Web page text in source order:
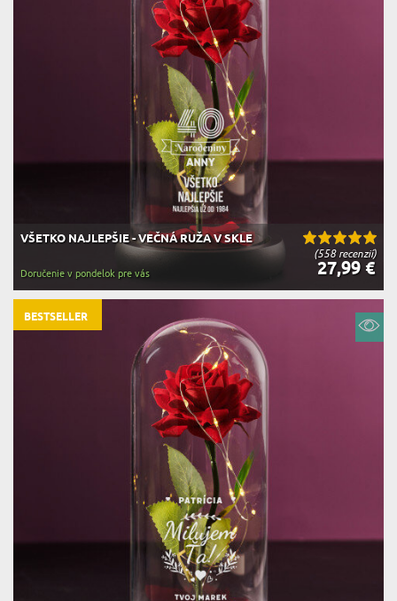
(558 recenzií)
VŠETKO NAJLEPŠIE - VEČNÁ RUŽA V SKLE
27,99 €
Doručenie v pondelok pre vás
BESTSELLER